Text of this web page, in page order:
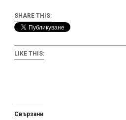
SHARE THIS:
LIKE THIS:
Свързани